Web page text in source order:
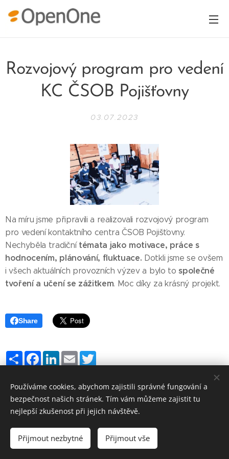
Rozvojový program pro vedení
KC ČSOB Pojišťovny
03.07.2023
Na míru jsme připravili a realizovali rozvojový program
pro vedení kontaktního centra ČSOB Pojišťovny.
Nechyběla tradiční témata jako motivace, práce s
hodnocením, plánování, fluktuace. Dotkli jsme se ovšem
i všech aktuálních provozních výzev a bylo tospolečné
tvoření a učení se zážitkem. Moc díky za krásný projekt.
Share
ShareFacebook
LinkedIn
Email
Vytvořeno službou Webnode
Používáme cookies, abychom zajistili správné fungování a
bezpečnost našich stránek. Tím vám můžeme zajistit tu
nejlepší zkušenost při jejich návštěvě.
Přijmout nezbytné Přijmout vše